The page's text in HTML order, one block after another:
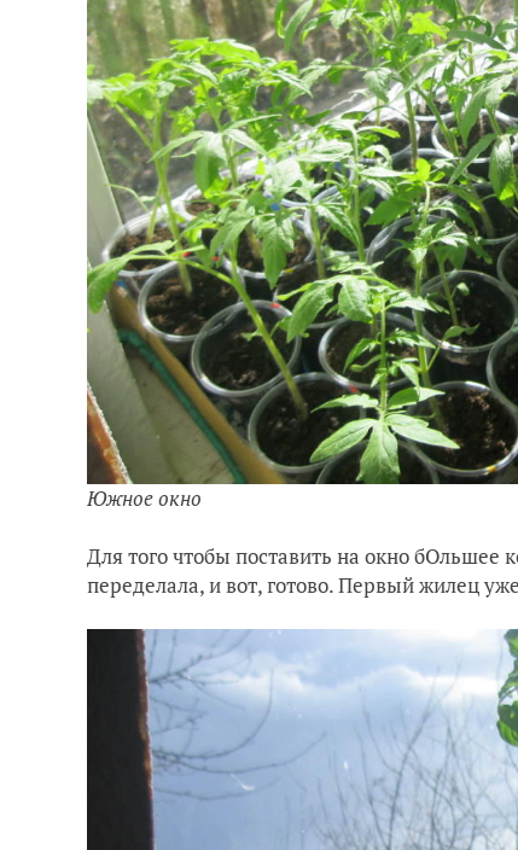
Южное окно
Для того чтобы поставить на окно бОльшее
переделала, и вот, готово. Первый жилец